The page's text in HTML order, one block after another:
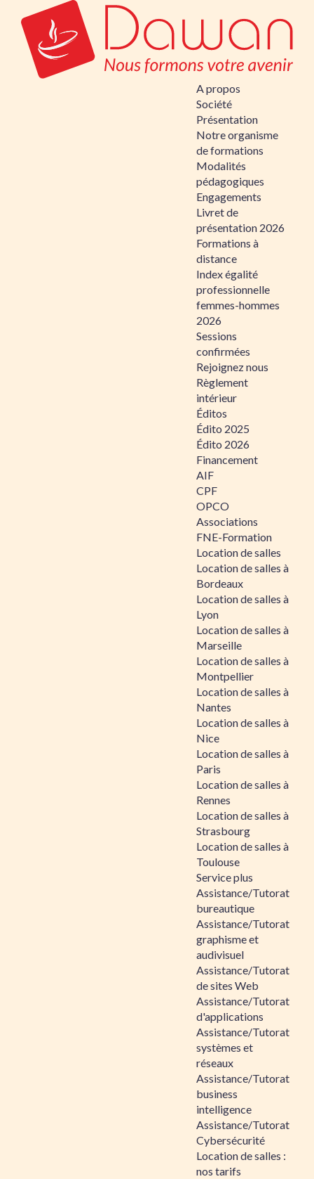
A propos
Société
Présentation
Notre organisme
de formations
Modalités
pédagogiques
Engagements
Livret de
présentation 2026
Formations à
distance
Index égalité
professionnelle
femmes-hommes
2026
Sessions
confirmées
Rejoignez nous
Règlement
intérieur
Éditos
Édito 2025
Édito 2026
Financement
AIF
CPF
OPCO
Associations
FNE-Formation
Location de salles
Location de salles à
Bordeaux
Location de salles à
Lyon
Location de salles à
Marseille
Location de salles à
Montpellier
Location de salles à
Nantes
Location de salles à
Nice
Location de salles à
Paris
Location de salles à
Rennes
Location de salles à
Strasbourg
Location de salles à
Toulouse
Service plus
Assistance/Tutorat
bureautique
Assistance/Tutorat
graphisme et
audivisuel
Assistance/Tutorat
de sites Web
Assistance/Tutorat
d'applications
Assistance/Tutorat
systèmes et
réseaux
Assistance/Tutorat
business
intelligence
Assistance/Tutorat
Cybersécurité
Location de salles :
nos tarifs